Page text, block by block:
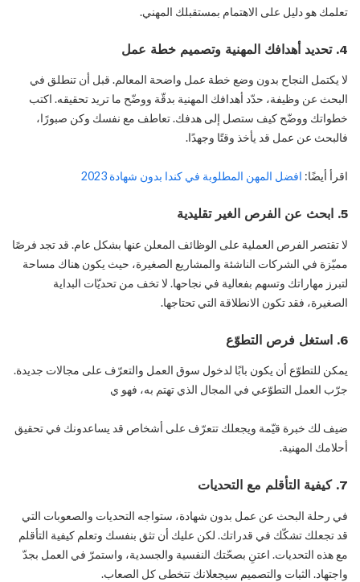
تعلمك هو دليل على الاهتمام بمستقبلك المهني.
4. تحديد أهدافك المهنية وتصميم خطة عمل
لا يكتمل النجاح بدون وضع خطة عمل واضحة المعالم. قبل أن تنطلق في
البحث عن وظيفة، حدّد أهدافك المهنية بدقّة ووضّح ما تريد تحقيقه. اكتب
خطواتك ووضّح كيف ستصل إلى هدفك. تعاطف مع نفسك وكن صبورًا،
فالبحث عن عمل قد يأخذ وقتًا وجهدًا.
اقرأ أيضًا: افضل المهن المطلوبة في كندا بدون شهادة 2023
5. ابحث عن الفرص الغير تقليدية
لا تقتصر الفرص العملية على الوظائف المعلن عنها بشكل عام. قد تجد فرصًا
مميّزة في الشركات الناشئة والمشاريع الصغيرة، حيث يكون هناك مساحة
لتبرز مهاراتك وتسهم بفعالية في نجاحها. لا تخف من تحديّات البداية
الصغيرة، فقد تكون الانطلاقة التي تحتاجها.
6. استغل فرص التطوّع
يمكن للتطوّع أن يكون بابًا لدخول سوق العمل والتعرّف على مجالات جديدة.
جرّب العمل التطوّعي في المجال الذي تهتم به، فهو ي
ضيف لك خبرة قيّمة ويجعلك تتعرّف على أشخاص قد يساعدونك في تحقيق
أحلامك المهنية.
7. كيفية التأقلم مع التحديات
في رحلة البحث عن عمل بدون شهادة، ستواجه التحديات والصعوبات التي
قد تجعلك تشكّك في قدراتك. لكن عليك أن تثق بنفسك وتعلم كيفية التأقلم
مع هذه التحديات. اعتنِ بصحّتك النفسية والجسدية، واستمرّ في العمل بجدّ
واجتهاد. الثبات والتصميم سيجعلانك تتخطى كل الصعاب.